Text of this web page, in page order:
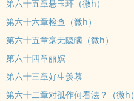
第六十五章悬玉环（微h）
第六十六章检查（微h）
第六十五章毫无隐瞒（微h）
第六十四章丽嫔
第六十三章好生羡慕
第六十二章对孤作何看法？（微h）